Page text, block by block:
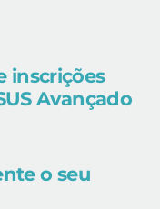
inscrições
Avançado
o seu